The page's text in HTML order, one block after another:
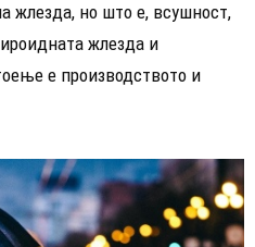
жлезда, но што е, всушност,
жлезда и
е производството и